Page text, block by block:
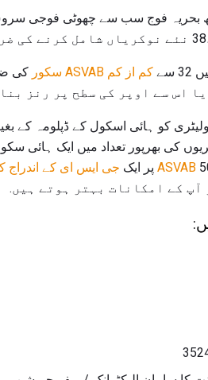
کم از کم ASVAB سکور
کی
ASVAB پر ایک جی ایس ای کے اندراج
آپ کے امکانات بہتر ہوتے ہیں.